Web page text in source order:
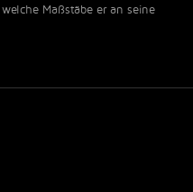
Maßstäbe er an seine